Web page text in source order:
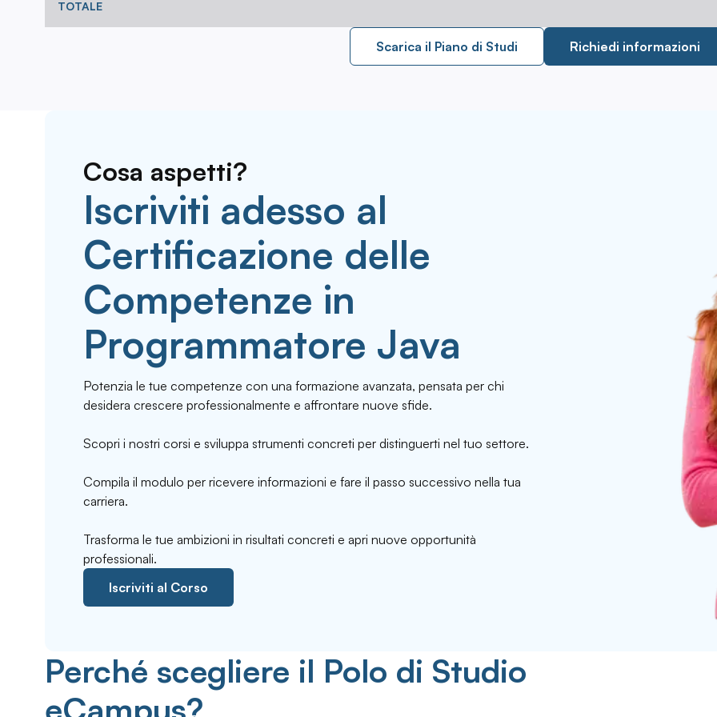
TOTALE
Scarica il Piano di Studi Richiedi informazioni
Cosa aspetti?
Iscriviti adesso al
Certificazione delle
Competenze in
Programmatore Java
Potenzia le tue competenze con una formazione avanzata, pensata per chi
desidera crescere professionalmente e affrontare nuove sfide.
Scopri i nostri corsi e sviluppa strumenti concreti per distinguerti nel tuo settore.
Compila il modulo per ricevere informazioni e fare il passo successivo nella tua
carriera.
Trasforma le tue ambizioni in risultati concreti e apri nuove opportunità
professionali.
Iscriviti al Corso
Perché scegliere il Polo di Studio
eCampus?